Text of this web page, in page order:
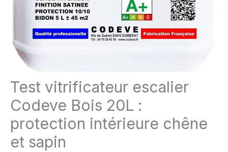
Test vitrificateur escalier
Codeve Bois 20L :
protection intérieure chêne
et sapin